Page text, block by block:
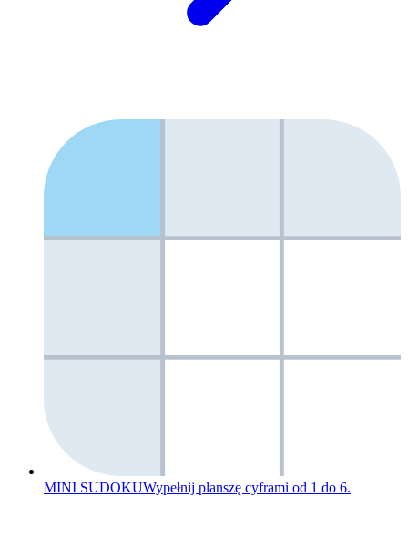
MINI SUDOKUWypełnij planszę cyframi od 1 do 6.